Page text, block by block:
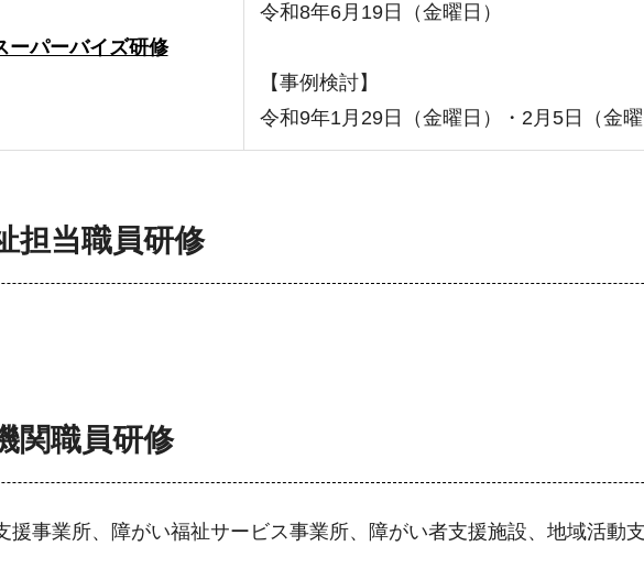
ーパーバイズ研修
令和8年6月19日（金曜日）
【事例検討】
令和9年1月29日（金曜日）・2月5日（金曜
担当職員研修
関職員研修
援事業所、障がい福祉サービス事業所、障がい者支援施設、地域活動